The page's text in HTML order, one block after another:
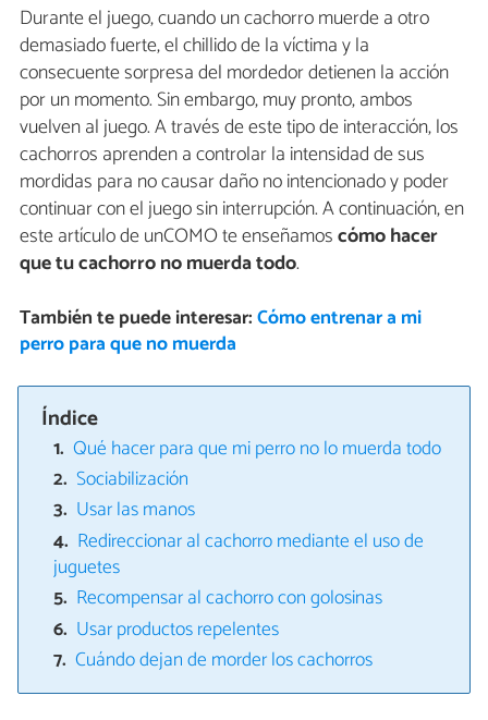
Durante el juego, cuando un cachorro muerde a otro
demasiado fuerte, el chillido de la víctima y la
consecuente sorpresa del mordedor detienen la acción
por un momento. Sin embargo, muy pronto, ambos
vuelven al juego. A través de este tipo de interacción, los
cachorros aprenden a controlar la intensidad de sus
mordidas para no causar daño no intencionado y poder
continuar con​ ​el​ ​juego​ ​sin​ ​interrupción. A continuación, en
este artículo de unCOMO te enseñamoscómo hacer
que tu cachorro no muerda todo.
También te puede interesar:Cómo entrenar a mi
perro para que no muerda
Índice
Qué hacer para que mi perro no lo muerda todo
Sociabilización
Usar las manos
Redireccionar al cachorro mediante el uso de
juguetes
Recompensar al cachorro con golosinas
Usar productos repelentes
Cuándo dejan de morder los cachorros